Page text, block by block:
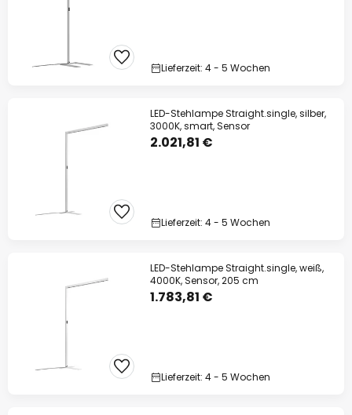
Lieferzeit: 4 - 5 Wochen
LED-Stehlampe Straight.single, silber,
3000K, smart, Sensor
2.021,81 €
Lieferzeit: 4 - 5 Wochen
LED-Stehlampe Straight.single, weiß,
4000K, Sensor, 205 cm
1.783,81 €
Lieferzeit: 4 - 5 Wochen